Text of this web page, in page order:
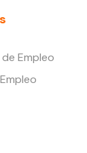
Empleo